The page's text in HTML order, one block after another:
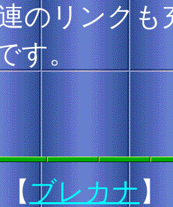
のリンク
す。
ブレカナ】